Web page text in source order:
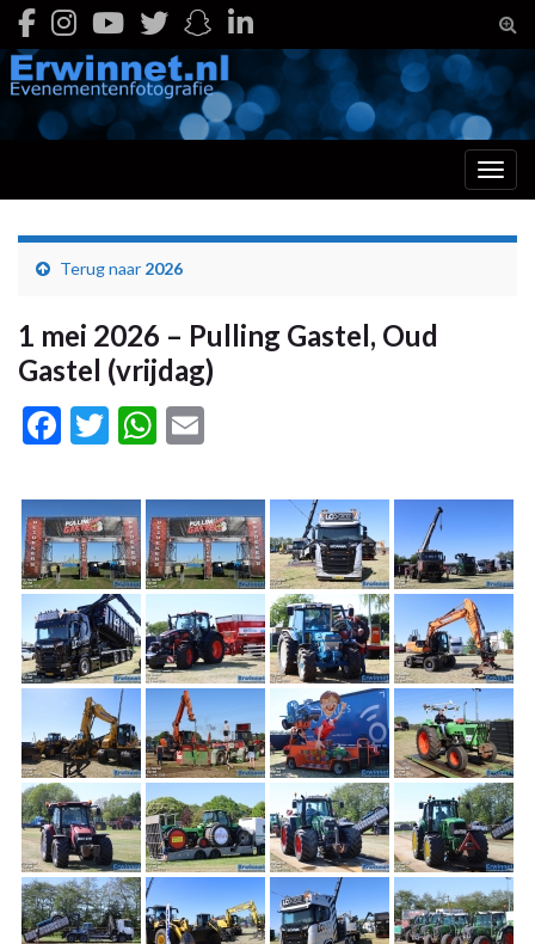
Terug naar 2026
1 mei 2026 – Pulling Gastel, Oud
Gastel (vrijdag)
Facebook
TwitterWhatsApp